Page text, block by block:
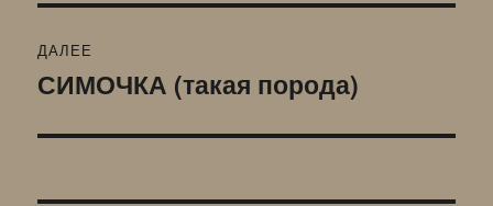
ДАЛЕЕ
Следующая
СИМОЧКА (такая порода)